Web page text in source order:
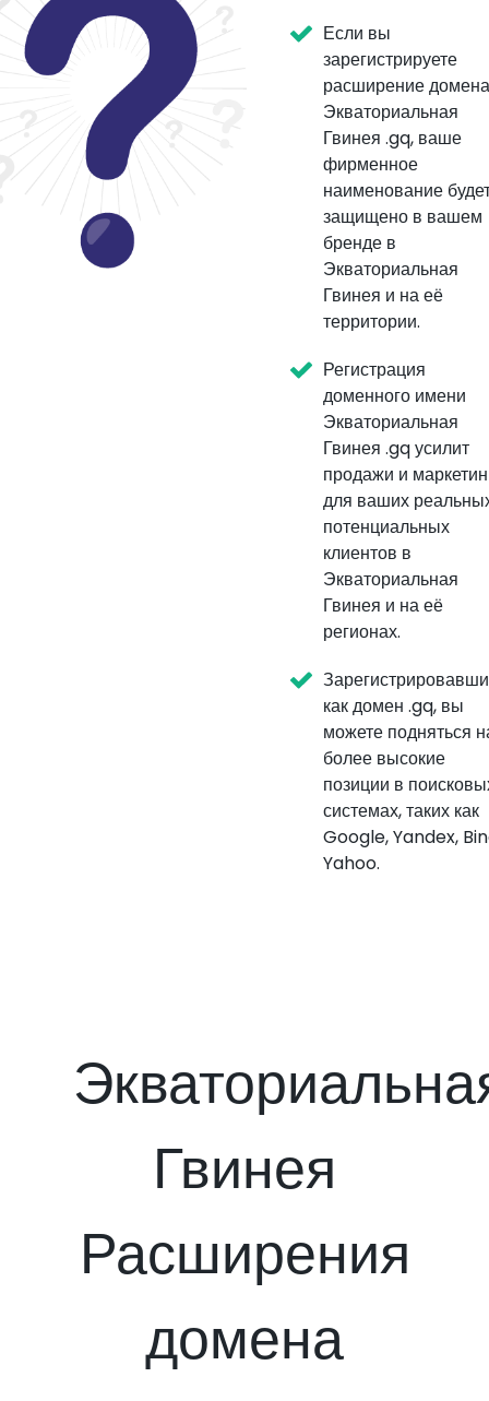
Если вы
зарегистрируете
расширение домена
Экваториальная
Гвинея .gq, ваше
фирменное
наименование
защищено в вашем
бренде в
Экваториальная
Гвинея и на её
территории.
Регистрация
доменного имени
Экваториальная
Гвинея .gq усилит
продажи и
для ваших
потенциальных
клиентов в
Экваториальная
Гвинея и на её
регионах.
как домен .gq, вы
можете подняться
более высокие
позиции в
системах, таких как
Google, Yandex,
Yahoo.
Гвинея
Расширения
домена